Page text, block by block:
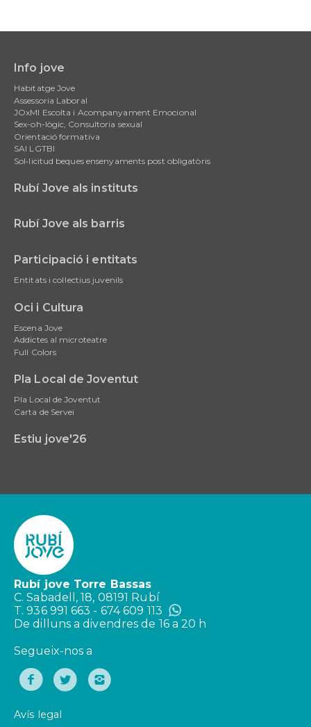
navigation
Info jove
Habitatge Jove
Assessoria Laboral
JOxMI Escolta i Acompanyament Emocional
Sex-oh-lògic, Consultoria sexual
Orientació formativa
SAI LGTBI
Sol•licitud beques ensenyaments post obligatòris
Rubí Jove als instituts
Rubí Jove als barris
Participació i entitats
Entitats i col·lectius juvenils
Oci i Cultura
Escena Jove
Addictes al microteatre
Full Colors
Pla Local de Joventut
Pla Local de Joventut
Carta de Servei
Estiu jove'26
Rubí jove Torre Bassas
C. Sabadell, 18, 08191 Rubí
T. 936 991 663 - 674 609 113
De dilluns a divendres de 16 a 20 h
Segueix-nos a
Avís legal